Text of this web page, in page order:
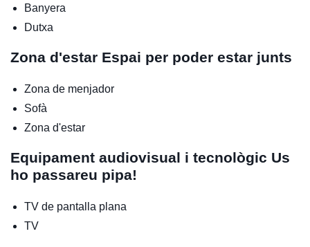
Banyera
Dutxa
Zona d'estar Espai per poder estar junts
Zona de menjador
Sofà
Zona d'estar
Equipament audiovisual i tecnològic Us
ho passareu pipa!
TV de pantalla plana
TV